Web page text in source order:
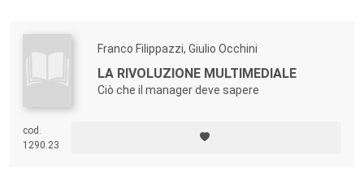
Franco Filippazzi, Giulio Occhini
LA RIVOLUZIONE MULTIMEDIALE
Ciò che il manager deve sapere
cod.
1290.23